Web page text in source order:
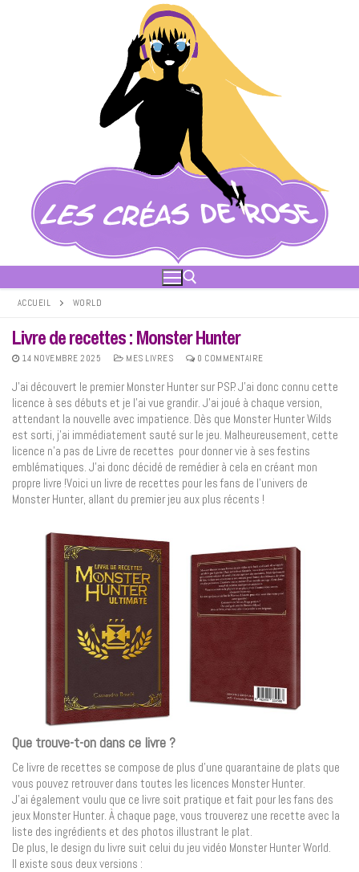
ACCUEIL WORLD
Livre de recettes : Monster Hunter
14 NOVEMBRE 2025 MES LIVRES 0 COMMENTAIRE
J’ai découvert le premier Monster Hunter sur PSP. J’ai donc connu cette
licence à ses débuts et je l’ai vue grandir. J’ai joué à chaque version,
attendant la nouvelle avec impatience. Dès que Monster Hunter Wilds
est sorti, j’ai immédiatement sauté sur le jeu. Malheureusement, cette
licence n’a pas de Livre de recettes pour donner vie à ses festins
emblématiques. J’ai donc décidé de remédier à cela en créant mon
propre livre !Voici un livre de recettes pour les fans de l’univers de
Monster Hunter, allant du premier jeu aux plus récents !
Que trouve-t-on dans ce livre ?
Ce livre de recettes se compose de plus d’une quarantaine de plats que
vous pouvez retrouver dans toutes les licences Monster Hunter.
J’ai également voulu que ce livre soit pratique et fait pour les fans des
jeux Monster Hunter. À chaque page, vous trouverez une recette avec la
liste des ingrédients et des photos illustrant le plat.
De plus, le design du livre suit celui du jeu vidéo Monster Hunter World.
Il existe sous deux versions :